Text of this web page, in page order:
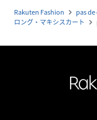
Rakuten Fashion navigate_next pas
ロング・マキシスカート navigate_next